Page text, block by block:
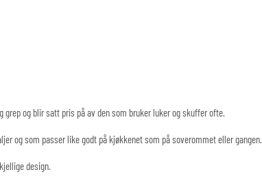
og blir satt pris på av den som bruker luker og skuffer ofte.
og som passer like godt på kjøkkenet som på soverommet eller gangen.
design.